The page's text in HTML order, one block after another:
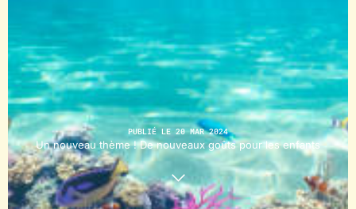
PUBLIÉ LE 20 MAR 2024
Un nouveau thème ! De nouveaux goûts pour les enfants